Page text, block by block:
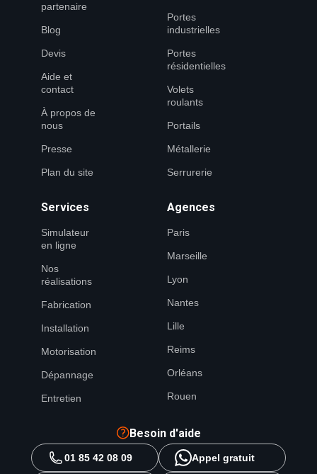
partenaire
Blog
Devis
Aide et
contact
À propos de
nous
Presse
Plan du site
Portes
industrielles
Portes
résidentielles
Volets
roulants
Portails
Métallerie
Serrurerie
Services
Simulateur
en ligne
Nos
réalisations
Fabrication
Installation
Motorisation
Dépannage
Entretien
Agences
Paris
Marseille
Lyon
Nantes
Lille
Reims
Orléans
Rouen
Besoin d'aide
01 85 42 08 09 Appel gratuit